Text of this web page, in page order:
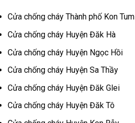
Cửa chống cháy Thành phố Kon Tum
Cửa chống cháy Huyện Đăk Hà
Cửa chống cháy Huyện Ngọc Hồi
Cửa chống cháy Huyện Sa Thầy
Cửa chống cháy Huyện Đăk Glei
Cửa chống cháy Huyện Đăk Tô